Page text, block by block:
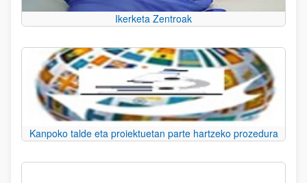
Ikerketa Zentroak
Kanpoko talde eta proiektuetan parte hartzeko prozedura